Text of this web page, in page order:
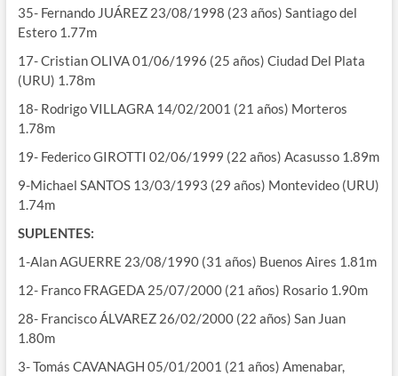
35- Fernando JUÁREZ 23/08/1998 (23 años) Santiago del
Estero 1.77m
17- Cristian OLIVA 01/06/1996 (25 años) Ciudad Del Plata
(URU) 1.78m
18- Rodrigo VILLAGRA 14/02/2001 (21 años) Morteros
1.78m
19- Federico GIROTTI 02/06/1999 (22 años) Acasusso 1.89m
9-Michael SANTOS 13/03/1993 (29 años) Montevideo (URU)
1.74m
SUPLENTES:
1-Alan AGUERRE 23/08/1990 (31 años) Buenos Aires 1.81m
12- Franco FRAGEDA 25/07/2000 (21 años) Rosario 1.90m
28- Francisco ÁLVAREZ 26/02/2000 (22 años) San Juan
1.80m
3- Tomás CAVANAGH 05/01/2001 (21 años) Amenabar,